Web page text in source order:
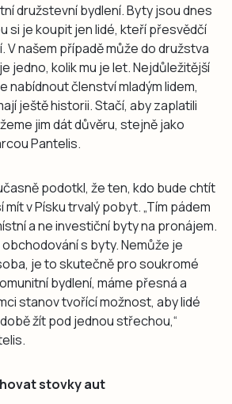
družstevní bydlení. Byty jsou dnes
si je koupit jen lidé, kteří přesvědčí
V našem případě může do družstva
jedno, kolik mu je let. Nejdůležitější
nabídnout členství mladým lidem,
ještě historii. Stačí, aby zaplatili
jim dát důvěru, stejně jako
Pantelis.
podotkl, že ten, kdo bude chtít
v Písku trvalý pobyt. „Tím pádem
a ne investiční byty na pronájem.
s byty. Nemůže je
je to skutečně pro soukromé
bydlení, máme přesná a
stanov tvořící možnost, aby lidé
žít pod jednou střechou,“
stovky aut